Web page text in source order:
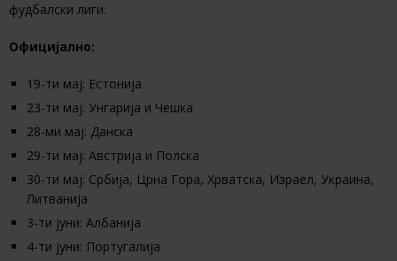
фудбалски лиги.
Официјално:
19-ти мај: Естонија
23-ти мај: Унгарија и Чешка
28-ми мај: Данска
29-ти мај: Австрија и Полска
30-ти мај: Србија, Црна Гора, Хрватска, Израел, Украина,
Литванија
3-ти јуни: Албанија
4-ти јуни: Португалија